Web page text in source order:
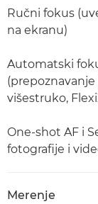
Ručni fokus
na ekranu)
Automatski
(prepoznavanje
višestruko,
One-shot AF i
fotografije i
Merenje